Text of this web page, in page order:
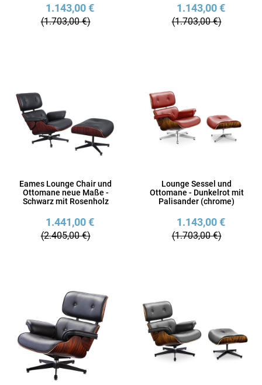
1.143,00 €
(1.703,00 €)
1.143,00 €
(1.703,00 €)
Eames Lounge Chair und
Ottomane neue Maße -
Schwarz mit Rosenholz
1.441,00 €
(2.405,00 €)
Lounge Sessel und
Ottomane - Dunkelrot mit
Palisander (chrome)
1.143,00 €
(1.703,00 €)